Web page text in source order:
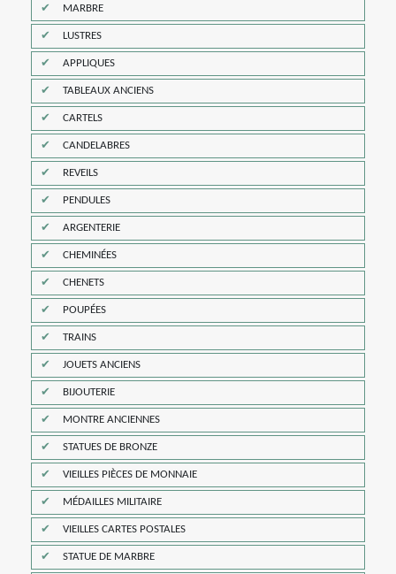
MARBRE
LUSTRES
APPLIQUES
TABLEAUX ANCIENS
CARTELS
CANDELABRES
REVEILS
PENDULES
ARGENTERIE
CHEMINÉES
CHENETS
POUPÉES
TRAINS
JOUETS ANCIENS
BIJOUTERIE
MONTRE ANCIENNES
STATUES DE BRONZE
VIEILLES PIÈCES DE MONNAIE
MÉDAILLES MILITAIRE
VIEILLES CARTES POSTALES
STATUE DE MARBRE